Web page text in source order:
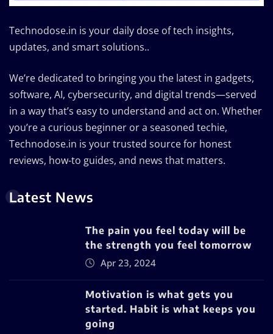
Technodose.in is your daily dose of tech insights,
updates, and smart solutions..
We’re dedicated to bringing you the latest in gadgets,
software, AI, cybersecurity, and digital trends—served
in a way that’s easy to understand and act on. Whether
you’re a curious beginner or a seasoned techie,
Technodose.in is your trusted source for honest
reviews, how-to guides, and news that matters.
Latest News
The pain you feel today will be
the strength you feel tomorrow
Apr 23, 2024
Motivation is what gets you
started. Habit is what keeps you
going